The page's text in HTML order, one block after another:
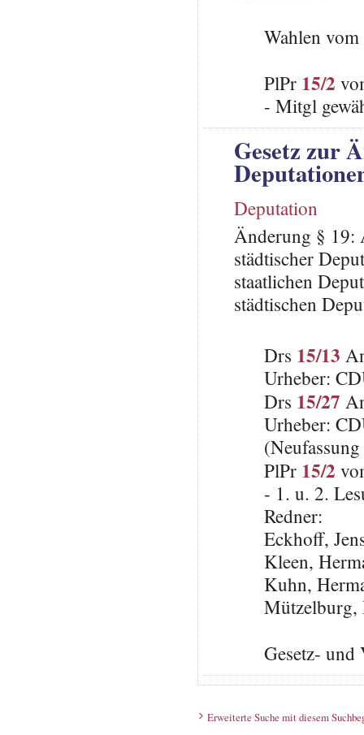
Wahlen
PlPr 15/2
- Mitgl
Gesetz zur
Deputation
Änderung § 19:
städtischer
staatlichen
städtischen
Drs 15/13
Urheber:
Drs 15/27
Urheber:
PlPr 15/2
- 1. u. 2.
Redner:
Eckhoff,
Kleen,
Kuhn,
Mützelburg,
Gesetz-
Erweiterte Suche mit diesem